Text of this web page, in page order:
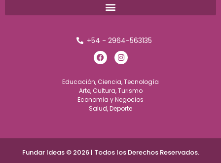
+54 - 2964-563135
Educación, Ciencia, Tecnología
Arte, Cultura, Turismo
Economia y Negocios
Salud, Deporte
Fundar Ideas © 2026 | Todos los Derechos Reservados.